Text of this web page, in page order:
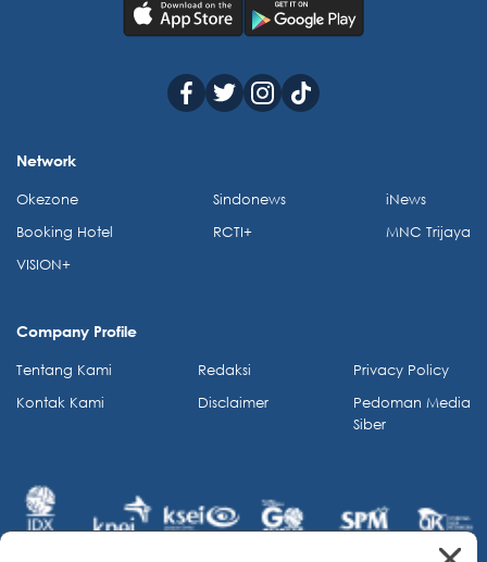
Network
Okezone
Booking Hotel
VISION+
Sindonews
RCTI+
iNews
MNC Trijaya
Company Profile
Tentang Kami
Kontak Kami
Redaksi
Disclaimer
Privacy Policy
Pedoman Media
Siber